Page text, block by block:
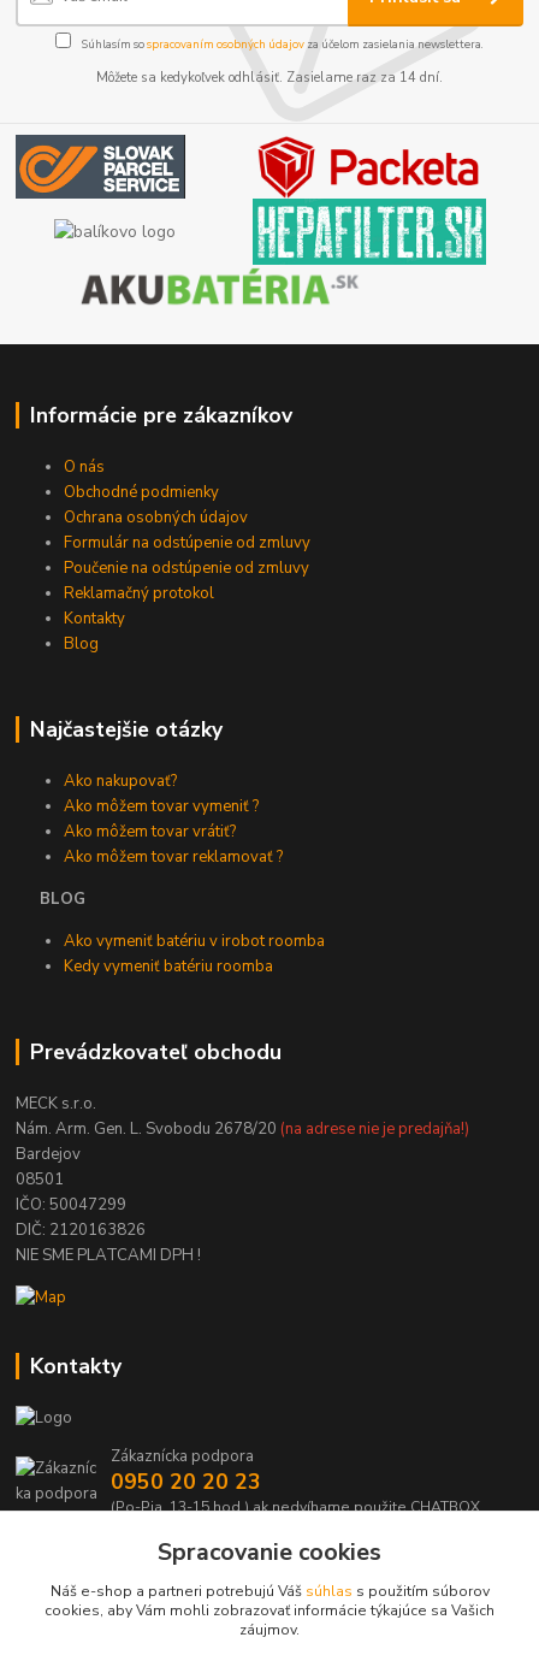
Súhlasím sospracovaním osobných údajov za účelom zasielania newslettera.
Môžete sa kedykoľvek odhlásiť. Zasielame raz za 14 dní.
Informácie pre zákazníkov
O nás
Obchodné podmienky
Ochrana osobných údajov
Formulár na odstúpenie od zmluvy
Poučenie na odstúpenie od zmluvy
Reklamačný protokol
Kontakty
Blog
Najčastejšie otázky
Ako nakupovať?
Ako môžem tovar vymeniť ?
Ako môžem tovar vrátiť?
Ako môžem tovar reklamovať ?
BLOG
Ako vymeniť batériu v irobot roomba
Kedy vymeniť batériu roomba
Prevádzkovateľ obchodu
MECK s.r.o.
Nám. Arm. Gen. L. Svobodu 2678/20 (na adrese nie je predajňa!)
Bardejov
08501
IČO: 50047299
DIČ: 2120163826
NIE SME PLATCAMI DPH !
Kontakty
Zákaznícka podpora
0950 20 20 23
(Po-Pia, 13-15 hod.) ak nedvíhame použite CHATBOX
info@kabelmanie.skSpracovanie cookies
Náš e-shop a partneri potrebujú Váš súhlas s použitím súborov
cookies, aby Vám mohli zobrazovať informácie týkajúce sa Vašich
záujmov.